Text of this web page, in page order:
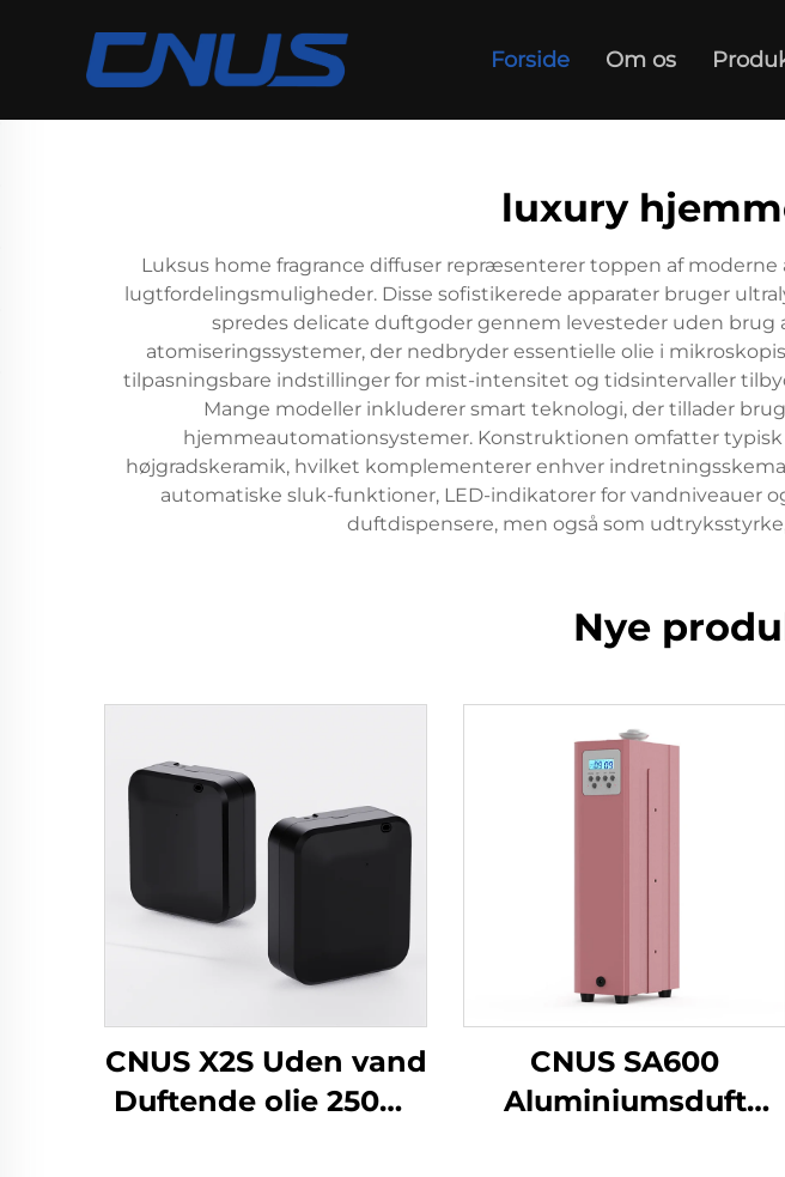
Forside Om os
luxury
Luksus home fragrance diffuser repræsenterer toppen af
lugtfordelingsmuligheder. Disse sofistikerede apparater bruger
spredes delicate duftgoder gennem levesteder uden
atomiseringssystemer, der nedbryder essentielle olie i
tilpasningsbare indstillinger for mist-intensitet og tidsintervaller
Mange modeller inkluderer smart teknologi, der tillader
hjemmeautomationsystemer. Konstruktionen omfatter
højgradskeramik, hvilket komplementerer enhver
automatiske sluk-funktioner, LED-indikatorer for vandniveauer
duftdispensere, men også som
Nye
CNUS X2S Uden vand
Duftende olie 250ml
CNUS SA600
Aluminiumsduft